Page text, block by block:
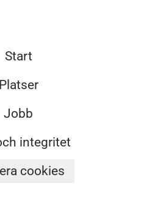
Start
Platser
Jobb
integritet
cookies